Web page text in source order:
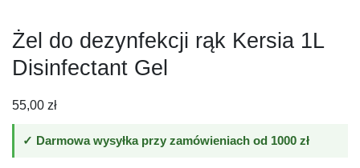
Żel do dezynfekcji rąk Kersia 1L
Disinfectant Gel
55,00 zł
✓ Darmowa wysyłka przy zamówieniach od 1000 zł